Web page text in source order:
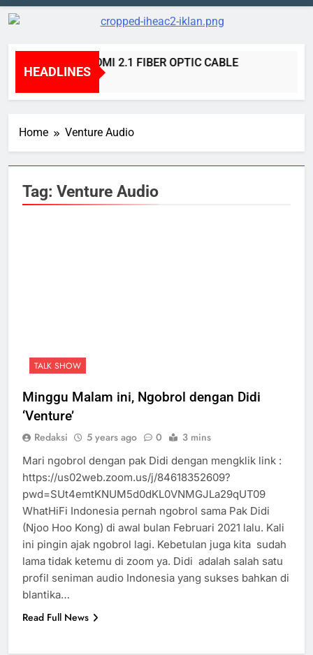
HEADLINES
BRIDGEE – HDMI 2.1 FIBER OPTIC CABLE
1 Year Ago
Home Venture Audio
Tag: Venture Audio
TALK SHOW
Minggu Malam ini, Ngobrol dengan Didi
‘Venture’
Redaksi 5 years ago 0 3 mins
Mari ngobrol dengan pak Didi dengan mengklik link :
https://us02web.zoom.us/j/84618352609?
pwd=SUt4emtKNUM5d0dKL0VNMGJLa29qUT09
WhatHiFi Indonesia pernah ngobrol sama Pak Didi
(Njoo Hoo Kong) di awal bulan Februari 2021 lalu. Kali
ini pingin ajak ngobrol lagi. Kebetulan juga kita sudah
lama tidak ketemu di zoom ya. Didi adalah salah satu
profil seniman audio Indonesia yang sukses bahkan di
blantika…
Read Full News